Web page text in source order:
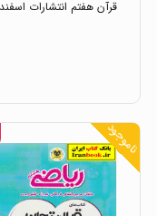
قرآن هفتم انتشارات
ناموجود